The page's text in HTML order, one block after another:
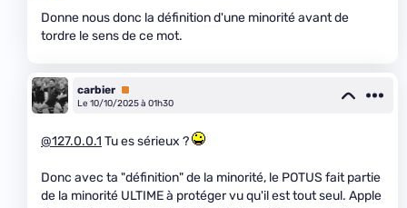
Donne nous donc la définition d'une minorité avant de
tordre le sens de ce mot.
carbier Premium
Le 10/10/2025 à 01h30
@127.0.0.1 Tu es sérieux ?
Donc avec ta "définition" de la minorité, le POTUS fait partie
de la minorité ULTIME à protéger vu qu'il est tout seul. Apple